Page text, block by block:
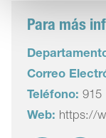
Para más
Correo
Teléfono: 915
Web: https://